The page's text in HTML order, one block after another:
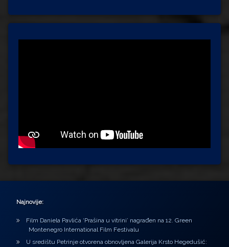
Najnovije:
Film Daniela Pavlića ‘Prašina u vitrini’ nagrađen na 12. Green
Montenegro International Film Festivalu
U središtu Petrinje otvorena obnovljena Galerija Krsto Hegedušić: